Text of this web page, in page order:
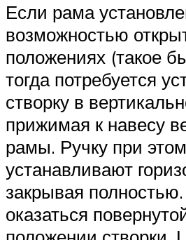
Если рама
возможностью
положениях (такое
тогда потребуется
створку в
прижимая к навесу
рамы. Ручку при этом
устанавливают
закрывая
оказаться